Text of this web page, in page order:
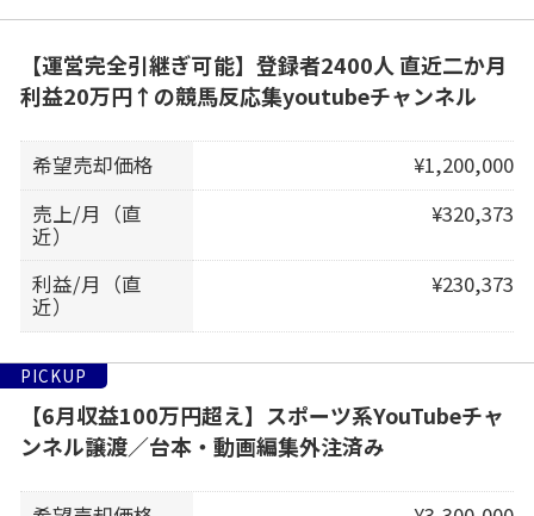
【運営完全引継ぎ可能】登録者2400人 直近二か月
利益20万円↑の競馬反応集youtubeチャンネル
希望売却価格
¥1,200,000
売上/月（直
近）
¥320,373
利益/月（直
近）
¥230,373
PICKUP
【6月収益100万円超え】スポーツ系YouTubeチャ
ンネル譲渡／台本・動画編集外注済み